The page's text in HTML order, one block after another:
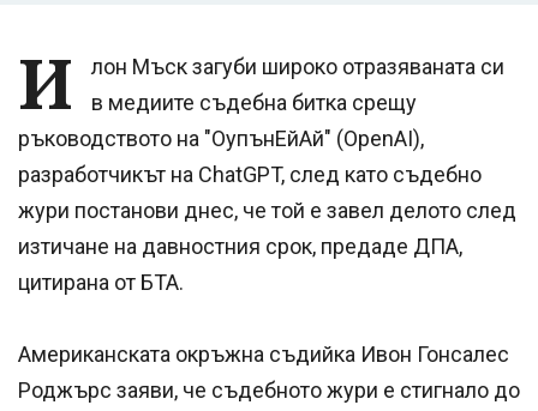
И
лон Мъск загуби широко отразяваната си
в медиите съдебна битка срещу
ръководството на "ОупънЕйАй" (OpenAI),
разработчикът на ChatGPT, след като съдебно
жури постанови днес, че той е завел делото след
изтичане на давностния срок, предаде ДПА,
цитирана от БТА.
Американската окръжна съдийка Ивон Гонсалес
Роджърс заяви, че съдебното жури е стигнало до